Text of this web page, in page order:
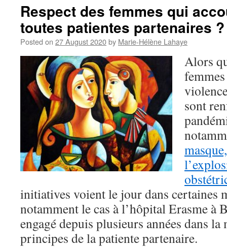
Respect des femmes qui
toutes patientes partenaires ?
Posted on 27 August 2020by Marie-Hélène Lahaye
Alors
sont
initiatives voient le jour dans certaines
notamment le cas à l’hôpital Erasme à
engagé depuis plusieurs années dans la
principes de la patiente partenaire.